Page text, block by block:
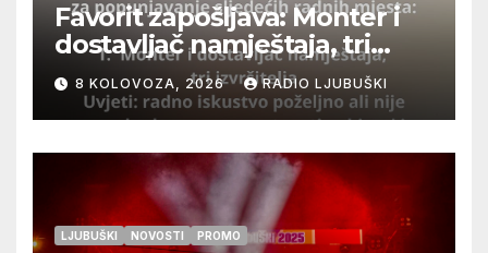
Favorit zapošljava: Monter i
dostavljač namještaja, tri
izvršitelja
8 KOLOVOZA, 2026 RADIO LJUBUŠKI
LJUBUŠKI NOVOSTI PROMO